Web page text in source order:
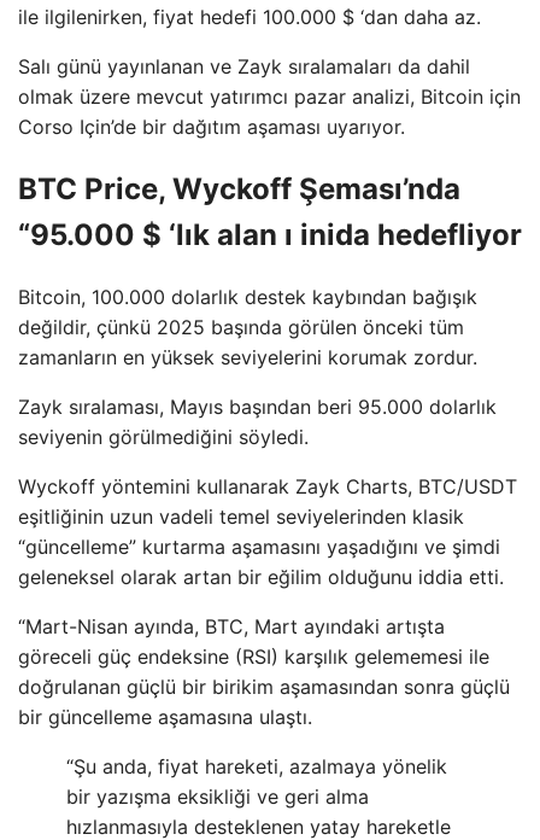
ile ilgilenirken, fiyat hedefi 100.000 $ ‘dan daha az.
Salı günü yayınlanan ve Zayk sıralamaları da dahil
olmak üzere mevcut yatırımcı pazar analizi, Bitcoin için
Corso Için’de bir dağıtım aşaması uyarıyor.
BTC Price, Wyckoff Şeması’nda
“95.000 $ ‘lık alan ı inida hedefliyor
Bitcoin, 100.000 dolarlık destek kaybından bağışık
değildir, çünkü 2025 başında görülen önceki tüm
zamanların en yüksek seviyelerini korumak zordur.
Zayk sıralaması, Mayıs başından beri 95.000 dolarlık
seviyenin görülmediğini söyledi.
Wyckoff yöntemini kullanarak Zayk Charts, BTC/USDT
eşitliğinin uzun vadeli temel seviyelerinden klasik
“güncelleme” kurtarma aşamasını yaşadığını ve şimdi
geleneksel olarak artan bir eğilim olduğunu iddia etti.
“Mart-Nisan ayında, BTC, Mart ayındaki artışta
göreceli güç endeksine (RSI) karşılık gelememesi ile
doğrulanan güçlü bir birikim aşamasından sonra güçlü
bir güncelleme aşamasına ulaştı.
“Şu anda, fiyat hareketi, azalmaya yönelik
bir yazışma eksikliği ve geri alma
hızlanmasıyla desteklenen yatay hareketle